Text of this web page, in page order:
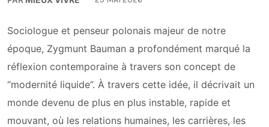
Sociologue et penseur polonais majeur de notre
époque, Zygmunt Bauman a profondément marqué la
réflexion contemporaine à travers son concept de
“modernité liquide”. À travers cette idée, il décrivait un
monde devenu de plus en plus instable, rapide et
mouvant, où les relations humaines, les carrières, les